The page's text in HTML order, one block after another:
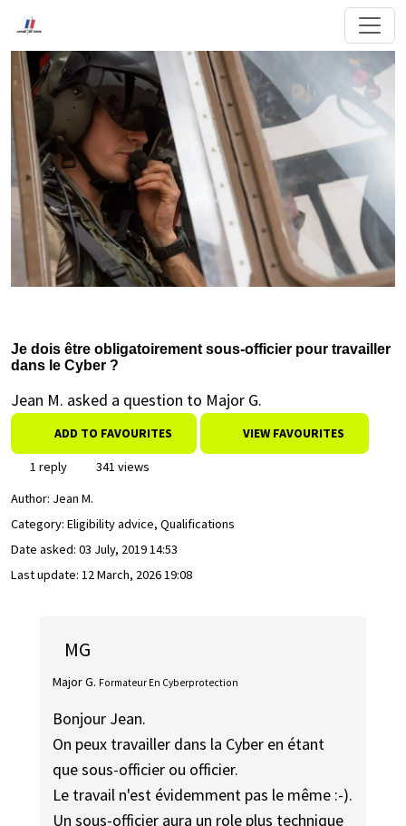
Je dois être obligatoirement sous-officier pour travailler
dans le Cyber ?
Jean M. asked a question to Major G.
ADD TO FAVOURITES VIEW FAVOURITES
1 reply
341 views
Author: Jean M.
Category: Eligibility advice, Qualifications
Date asked: 03 July, 2019 14:53
Last update: 12 March, 2026 19:08
MG
Major G. Formateur En Cyberprotection
Bonjour Jean.
On peux travailler dans la Cyber en étant
que sous-officier ou officier.
Le travail n'est évidemment pas le même :-).
Un sous-officier aura un role plus technique